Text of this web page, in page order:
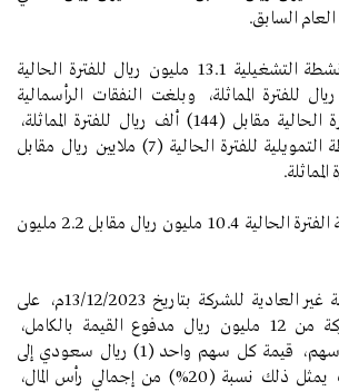
العام السابق.
كما بلغ النقد من الأنشطة التشغيلية 13.1 مليون ريال للفترة الحالية
مليون ريال للفترة المماثلة، وبلغت النفقات الرأسمالية
(252) ألف ريال للفترة الحالية مقابل (144) ألف ريال للفترة المماثلة،
وبلغ النقد من الأنشطة التمويلية للفترة الحالية (7) ملايين ريال مقابل
وبلغ رصيد النقد بنهاية الفترة الحالية 10.4 مليون ريال مقابل 2.2 مليون
وافقت الجمعية العامة غير العادية للشركة بتاريخ 13/12/2023م، على
زيادة رأس مال الشركة من 12 مليون ريال مدفوع القيمة بالكامل،
مقسماً إلى 12 مليون سهم، قيمة كل سهم واحد (1) ريال سعودي إلى
15 مليون ريال، حيث يمثل ذلك نسبة (20%) من إجمالي رأس المال،